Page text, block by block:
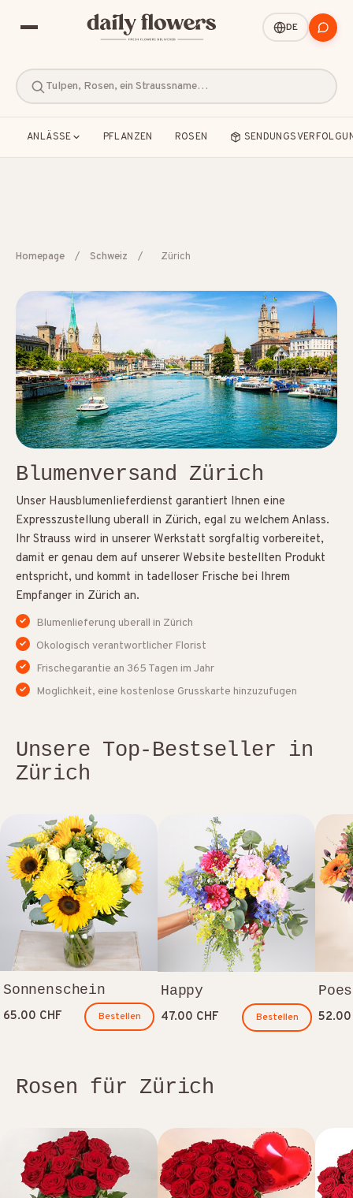
Tulpen, Rosen, ein Straussname…
DE
ANLÄSSE PFLANZEN ROSEN
Dankeschön Freundschaft Geburt
Geburtstag
Homepage / Schweiz / Zürich
Blumenversand Zürich
Unser Hausblumenlieferdienst garantiert Ihnen eine
Expresszustellung uberall in Zürich, egal zu welchem Anlass.
Ihr Strauss wird in unserer Werkstatt sorgfaltig vorbereitet,
damit er genau dem auf unserer Website bestellten Produkt
entspricht, und kommt in tadelloser Frische bei Ihrem
Empfanger in Zürich an.
Blumenlieferung uberall in Zürich
Okologisch verantwortlicher Florist
Frischegarantie an 365 Tagen im Jahr
Moglichkeit, eine kostenlose Grusskarte hinzuzufugen
Unsere Top-Bestseller in
Zürich
Sonnenschein
65.00 CHF Bestellen
Happy
47.00 CHF Bestellen 52.00
Rosen für Zürich